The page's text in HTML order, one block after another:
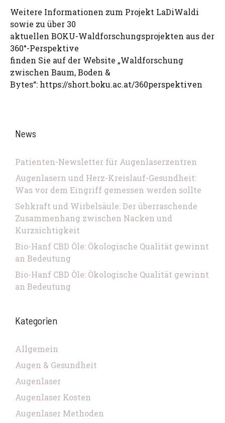
Weitere Informationen zum Projekt LaDiWaldi
sowie zu über 30
aktuellen BOKU-Waldforschungsprojekten aus der
360°-Perspektive
finden Sie auf der Website „Waldforschung
zwischen Baum, Boden &
Bytes“: https://short.boku.ac.at/360perspektiven
News
Patienten-Newsletter für Augenlaserzentren
Augenlasern und Herz-Kreislauf-Gesundheit:
Was vor dem Eingriff gemessen werden sollte
Sehkraft und Wirbelsäule: Der überraschende
Zusammenhang zwischen Nacken und
Kurzsichtigkeit
Bio-Hanf CBD Öle: Ökologische Qualität gewinnt
an Bedeutung
Bio-Hanf CBD Öle: Ökologische Qualität gewinnt
an Bedeutung
Kategorien
Allgemein
Augen & Gesundheit
Augenlaser
Augenlaser Kosten
Augenlaser Methoden